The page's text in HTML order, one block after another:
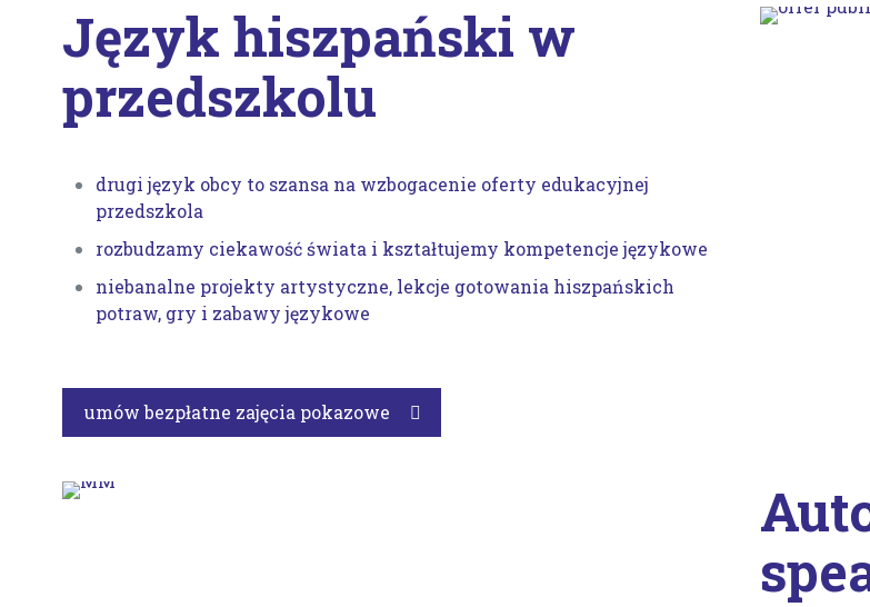
Język hiszpański w
przedszkolu
drugi język obcy to szansa na wzbogacenie oferty edukacyjnej
przedszkola
rozbudzamy ciekawość świata i kształtujemy kompetencje językowe
niebanalne projekty artystyczne, lekcje gotowania hiszpańskich
potraw, gry i zabawy językowe
umów bezpłatne zajęcia pokazowe